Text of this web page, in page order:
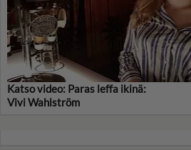
Katso video: Paras leffa ikinä:
Vivi Wahlström